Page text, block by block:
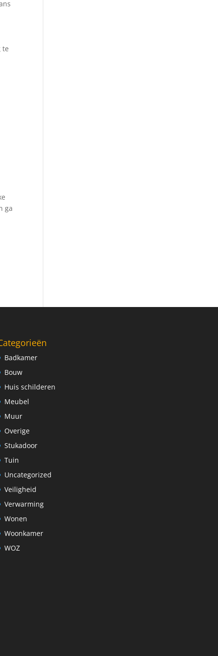
te
ga
Badkamer
Bouw
Huis schilderen
Meubel
Muur
Overige
Stukadoor
Tuin
Uncategorized
Veiligheid
Verwarming
Wonen
Woonkamer
WOZ